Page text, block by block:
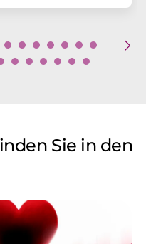
Sie in den